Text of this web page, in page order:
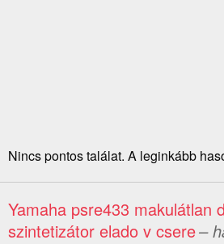
Nincs pontos találat. A leginkább
Yamaha psre433 makulátlan
szintetizátor elado v csere–